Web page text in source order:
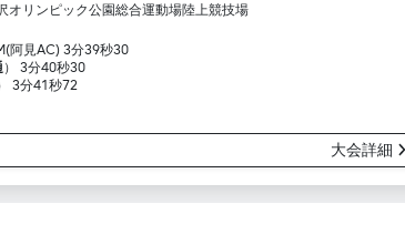
オリンピック公園総合運動場陸上競技場
阿見AC) 3分39秒30
） 3分40秒30
3分41秒72
大会詳細